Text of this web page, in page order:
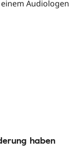
haben